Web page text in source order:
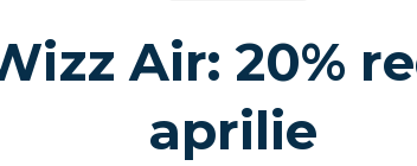
Air: 20%
aprilie